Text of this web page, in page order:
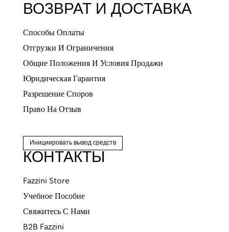
ВОЗВРАТ И ДОСТАВКА
Способы Оплаты
Отгрузки И Ограничения
Общие Положения И Условия Продажи
Юридическая Гарантия
Разрешение Споров
Право На Отзыв
Инициировать вывод средств
КОНТАКТЫ
Fazzini Store
Учебное Пособие
Свяжитесь С Нами
B2B Fazzini